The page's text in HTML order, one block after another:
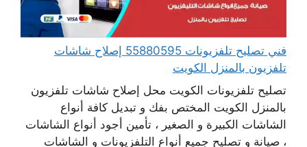
فني تصليح تلفزيونات 55880595 إصلاح شاشات
تلفزيون بالمنزل الكويت
تصليح تلفزيونات الكويت محل إصلاح شاشات تلفزيون
بالمنزل الكويت المختص بفك و تبديل كافة أنواع
الشاشات الكبيرة و الصغير ، تأمين أجود أنواع الشاشات
، صيانة و تصليح جميع أنواع التلفزيونات و الشاشات